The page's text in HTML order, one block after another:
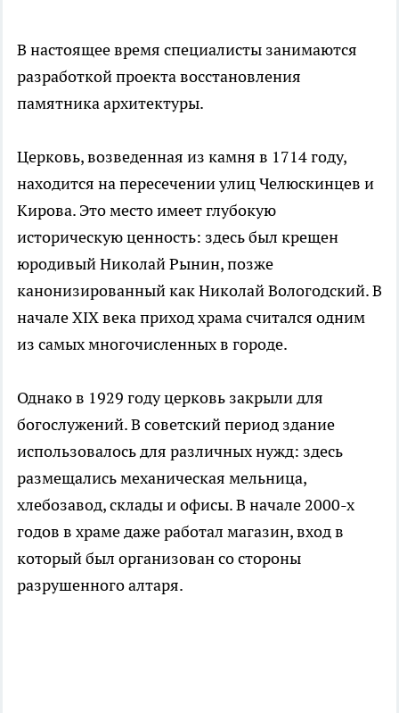
В настоящее время специалисты занимаются
разработкой проекта восстановления
памятника архитектуры.
Церковь, возведенная из камня в 1714 году,
находится на пересечении улиц Челюскинцев и
Кирова. Это место имеет глубокую
историческую ценность: здесь был крещен
юродивый Николай Рынин, позже
канонизированный как Николай Вологодский. В
начале XIX века приход храма считался одним
из самых многочисленных в городе.
Однако в 1929 году церковь закрыли для
богослужений. В советский период здание
использовалось для различных нужд: здесь
размещались механическая мельница,
хлебозавод, склады и офисы. В начале 2000-х
годов в храме даже работал магазин, вход в
который был организован со стороны
разрушенного алтаря.